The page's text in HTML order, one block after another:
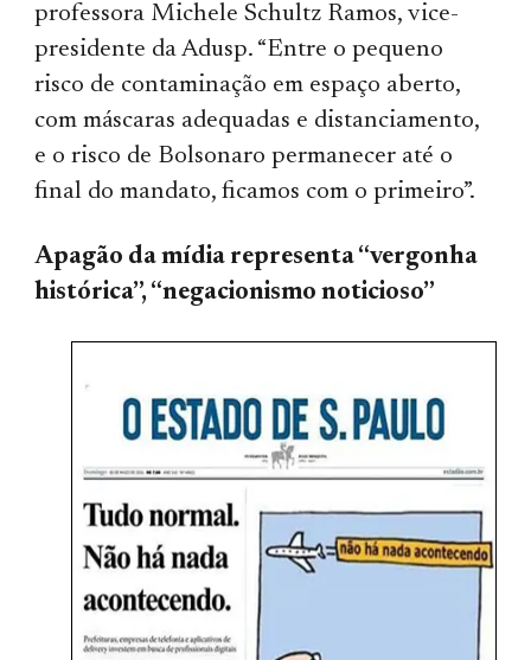
professora Michele Schultz Ramos, vice-
presidente da Adusp. “Entre o pequeno
risco de contaminação em espaço aberto,
com máscaras adequadas e distanciamento,
e o risco de Bolsonaro permanecer até o
final do mandato, ficamos com o primeiro”.
Apagão da mídia representa “vergonha
histórica”, “negacionismo noticioso”